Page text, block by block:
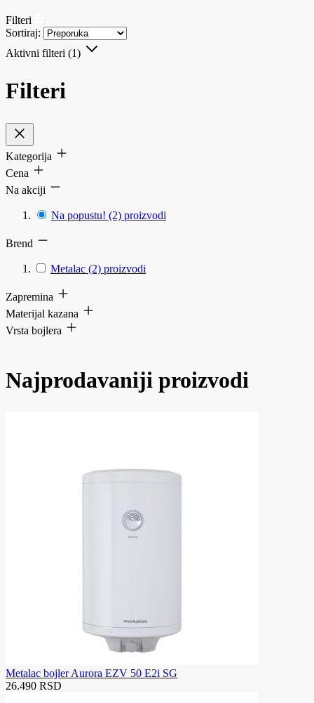
Filteri
Sortiraj:
Aktivni filteri (1)
Filteri
Kategorija
Cena
Na akciji
Na popustu! (2) proizvodi
Brend
Metalac (2) proizvodi
Zapremina
Materijal kazana
Vrsta bojlera
Najprodavaniji proizvodi
Metalac bojler Aurora EZV 50 E2i SG
26.490 RSD